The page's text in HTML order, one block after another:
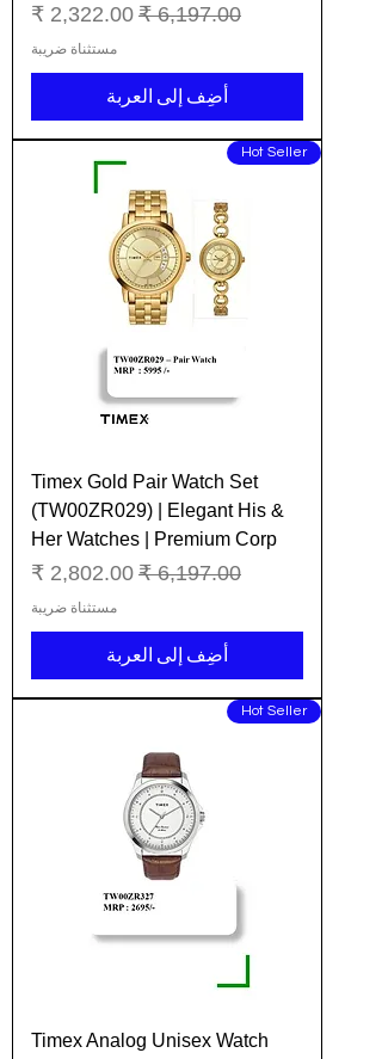
سعر عادي سعر البيع
مستثناة ضريبة
أضِف إلى العربة
Hot Seller
Timex Gold Pair Watch Set
(TW00ZR029) | Elegant His &
Her Watches | Premium Corp
سعر عادي سعر البيع
مستثناة ضريبة
أضِف إلى العربة
Hot Seller
Timex Analog Unisex Watch